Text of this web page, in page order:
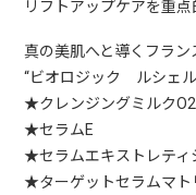
リフトアップケアを重点
真の美肌へと導くフラ
“ビオロジック ルシェル
★クレンジングミルクO2
★セラムE
★セラムエキストレティ
★ターゲットセラムマト